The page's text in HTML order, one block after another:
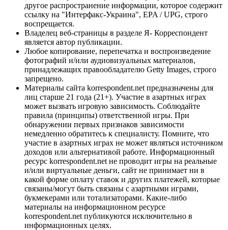
другое распространение информации, которое содержит
ссылку на "Интерфакс-Украина", EPA / UPG, строго
воспрещается.
Владелец веб-страницы в разделе Я- Корреспондент
является автор публикации.
Любое копирование, перепечатка и воспроизведение
фотографий и/или аудиовизуальных материалов,
принадлежащих правообладателю Getty Images, строго
запрещено.
Материалы сайта korrespondent.net предназначены для
лиц старше 21 года (21+). Участие в азартных играх
может вызвать игровую зависимость. Соблюдайте
правила (принципы) ответственной игры. При
обнаружении первых признаков зависимости
немедленно обратитесь к специалисту. Помните, что
участие в азартных играх не может являться источником
доходов или альтернативой работе. Информационный
ресурс korrespondent.net не проводит игры на реальные
и/или виртуальные деньги, сайт не принимает ни в
какой форме оплату ставок и других платежей, которые
связаны/могут быть связаны с азартными играми,
букмекерами или тотализаторами. Какие-либо
материалы на информационном ресурсе
korrespondent.net публикуются исключительно в
информационных целях.